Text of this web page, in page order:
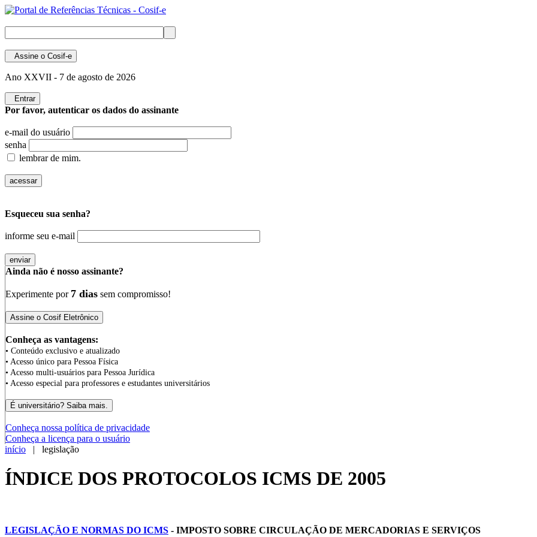
Assine o Cosif-e
Ano XXVII - 7 de agosto de 2026
Entrar
Por favor, autenticar os dados do assinante
e-mail do usuário
senha
lembrar de mim.
Esqueceu sua senha?
informe seu e-mail
Ainda não é nosso assinante?
Experimente por 7 dias sem compromisso!
Conheça as vantagens:
• Conteúdo exclusivo e atualizado
• Acesso único para Pessoa Física
• Acesso multi-usuários para Pessoa Jurídica
• Acesso especial para professores e estudantes universitários
Conheça nossa política de privacidade
Conheça a licença para o usuário
início | legislação
ÍNDICE DOS PROTOCOLOS ICMS DE 2005
LEGISLAÇÃO E NORMAS DO ICMS - IMPOSTO SOBRE CIRCULAÇÃO DE MERCADORIAS E SERVIÇOS